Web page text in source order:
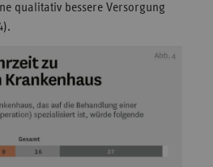
qualitativ bessere Versorgung